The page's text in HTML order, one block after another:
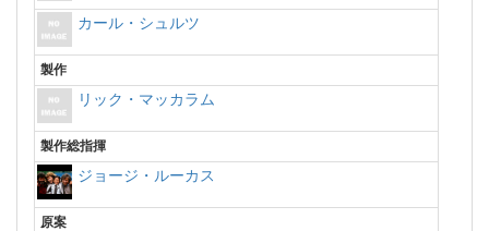
カール・シュルツ
製作
リック・マッカラム
製作総指揮
ジョージ・ルーカス
原案